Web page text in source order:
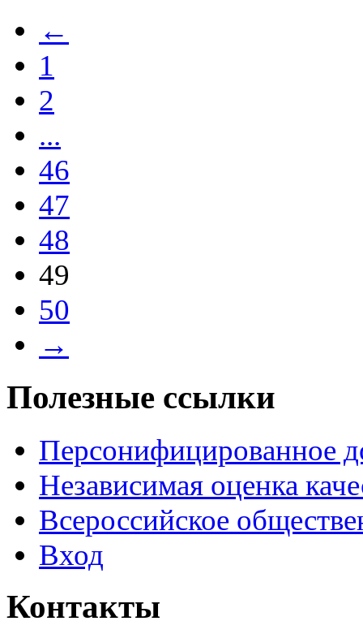
←
1
2
...
46
47
48
49
50
→
Полезные ссылки
Персонифицированное
Независимая оценка
Всероссийское
Вход
Контакты